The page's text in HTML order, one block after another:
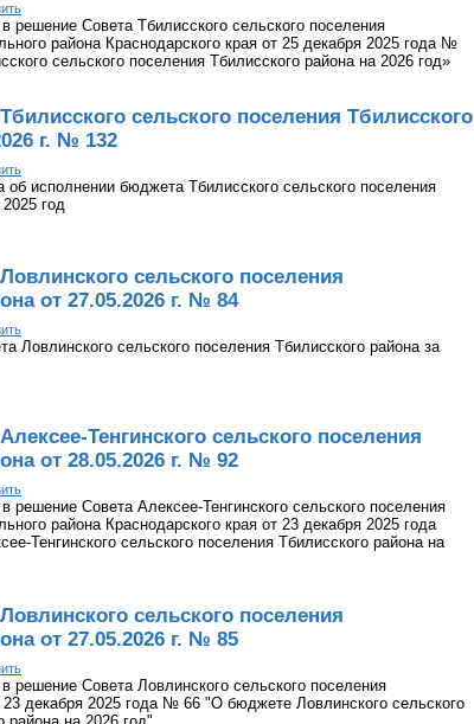
решение Совета Тбилисского сельского поселения
района Краснодарского края от 25 декабря 2025 года №
сельского поселения Тбилисского района на 2026 год»
сельского поселения Тбилисского
г. № 132
об исполнении бюджета Тбилисского сельского поселения
год
сельского поселения
от 27.05.2026 г. № 84
Ловлинского сельского поселения Тбилисского района за
Тенгинского сельского поселения
от 28.05.2026 г. № 92
решение Совета Алексее-Тенгинского сельского поселения
района Краснодарского края от 23 декабря 2025 года
Тенгинского сельского поселения Тбилисского района на
сельского поселения
от 27.05.2026 г. № 85
решение Совета Ловлинского сельского поселения
23 декабря 2025 года № 66 "О бюджете Ловлинского сельского